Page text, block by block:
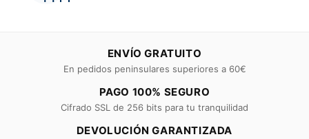
ENVÍO GRATUITO
En pedidos peninsulares superiores a 60€
PAGO 100% SEGURO
Cifrado SSL de 256 bits para tu tranquilidad
DEVOLUCIÓN GARANTIZADA